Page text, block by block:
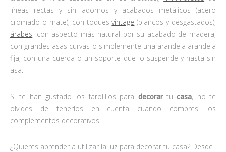
líneas rectas y sin adornos y acabados metálicos (acero
cromado o mate), con toquesvintage (blancos y desgastados),
árabes, con aspecto más natural por su acabado de madera,
con grandes asas curvas o simplemente una arandela arandela
fija, con una cuerda o un soporte que lo suspende y hasta sin
asa.
Si te han gustado los farolillos para decorartucasa, no te
olvides de tenerlos en cuenta cuando compres los
complementos decorativos.
¿Quieres aprender a utilizar la luz para decorar tu casa? Desde